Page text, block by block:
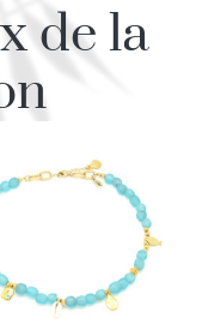
de la